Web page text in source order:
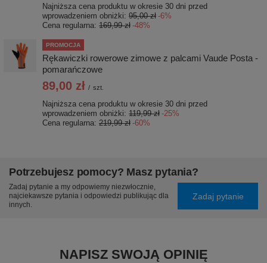
Najniższa cena produktu w okresie 30 dni przed
wprowadzeniem obniżki: 95,00 zł -6%
Cena regularna: 169,99 zł -48%
PROMOCJA
Rękawiczki rowerowe zimowe z palcami Vaude Posta -
pomarańczowe
89,00 zł / szt.
Najniższa cena produktu w okresie 30 dni przed
wprowadzeniem obniżki: 119,99 zł -25%
Cena regularna: 219,99 zł -60%
Potrzebujesz pomocy? Masz pytania?
Zadaj pytanie a my odpowiemy niezwłocznie,
najciekawsze pytania i odpowiedzi publikując dla
innych.
Zadaj pytanie
NAPISZ SWOJĄ OPINIĘ